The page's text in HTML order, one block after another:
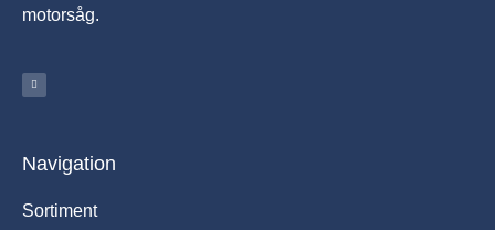
motorsåg.
Navigation
Sortiment